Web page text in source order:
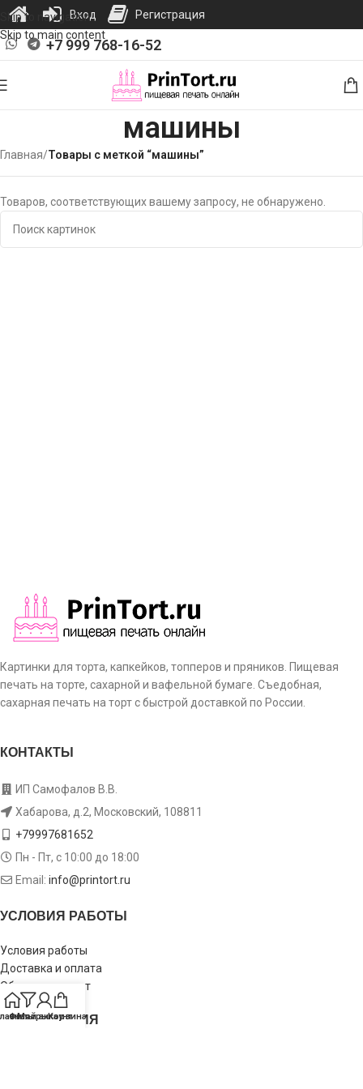
Skip to navigation
Skip to main content
+7 999 768-16-52
машины
Главная/Товары с меткой “машины”
Товаров, соответствующих вашему запросу, не обнаружено.
Картинки для торта, капкейков, топперов и пряников. Пищевая
печать на торте, сахарной и вафельной бумаге. Съедобная,
сахарная печать на торт с быстрой доставкой по России.
КОНТАКТЫ
ИП Самофалов В.В.
Хабарова, д.2, Московский, 108811
+79997681652
Пн - Пт, с 10:00 до 18:00
Email: info@printort.ru
УСЛОВИЯ РАБОТЫ
Условия работы
Доставка и оплата
Обмен и возврат
ИНФОРМАЦИЯ
Фильтры
Мой аккаунт
Корзина
Вход Регистрация